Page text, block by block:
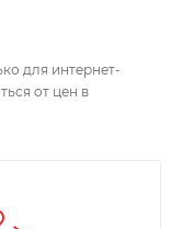
для интернет-
от цен в